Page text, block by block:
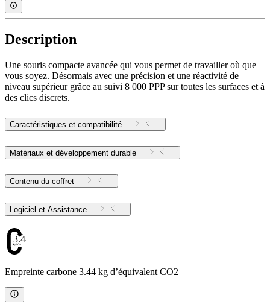
Description
Une souris compacte avancée qui vous permet de travailler où que
vous soyez. Désormais avec une précision et une réactivité de
niveau supérieur grâce au suivi 8 000 PPP sur toutes les surfaces et à
des clics discrets.
Caractéristiques et compatibilité
Matériaux et développement durable
Contenu du coffret
Logiciel et Assistance
3.44
Empreinte carbone 3.44 kg d’équivalent CO2